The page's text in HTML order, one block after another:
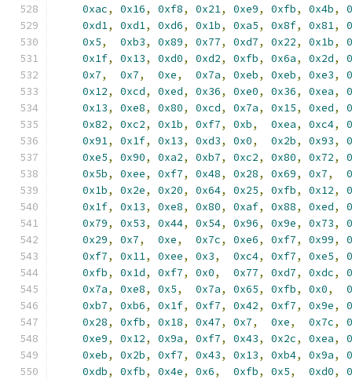
0xac, 0x16, 0xf8, 0x21, 0xe9, 0xfb, 0x4b,
0xd1, 0xd1, 0xd6, 0x1b, 0xa5, 0x8f, 0x81,
0x5, 0xb3, 0x89, 0x77, 0xd7, 0x22, 0x1b,
0x1f, 0x13, 0xd0, 0xd2, 0xfb, 0x6a, 0x2d,
0x7, 0x7, 0xe, 0x7a, 0xeb, 0xeb, 0xe3,
0x12, 0xcd, 0xed, 0x36, 0xe0, 0x36, 0xea,
0x13, 0xe8, 0x80, 0xcd, 0x7a, 0x15, 0xed,
0x82, 0xc2, 0x1b, 0xf7, 0xb, 0xea, 0xc4,
0x91, 0x1f, 0x13, 0xd3, 0x0, 0x2b, 0x93,
0xe5, 0x90, 0xa2, 0xb7, 0xc2, 0x80, 0x72,
0x5b, 0xee, 0xf7, 0x48, 0x28, 0x69, 0x7,
0x1b, 0x2e, 0x20, 0x64, 0x25, 0xfb, 0x12,
0x1f, 0x13, 0xe8, 0x80, 0xaf, 0x88, 0xed,
0x79, 0x53, 0x44, 0x54, 0x96, 0x9e, 0x73,
0x29, 0x7, 0xe, 0x7c, 0xe6, 0xf7, 0x99,
0xf7, 0x11, 0xee, 0x3, 0xc4, 0xf7, 0xe5,
0xfb, 0x1d, 0xf7, 0x0, 0x77, 0xd7, 0xdc,
0x7a, 0xe8, 0x5, 0x7a, 0x65, 0xfb, 0x0,
0xb7, 0xb6, 0x1f, 0xf7, 0x42, 0xf7, 0x9e,
0x28, 0xfb, 0x18, 0x47, 0x7, 0xe, 0x7c,
0xe9, 0x12, 0x9a, 0xf7, 0x43, 0x2c, 0xea,
0xeb, 0x2b, 0xf7, 0x43, 0x13, 0xb4, 0x9a,
0xdb, 0xfb, 0x4e, 0x6, 0xfb, 0x5, 0xd0,